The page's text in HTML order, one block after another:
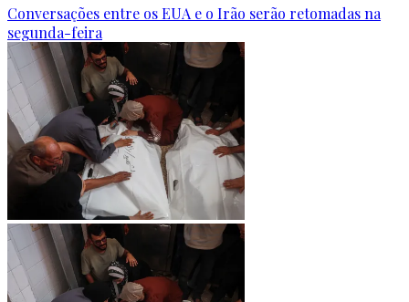
Conversações entre os EUA e o Irão serão retomadas na
segunda-feira